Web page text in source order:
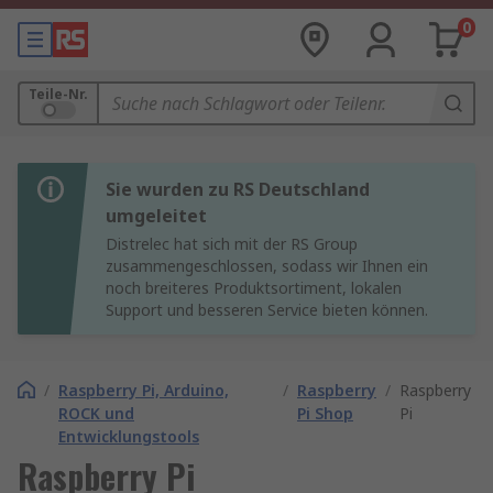
0
Teile-Nr.
Sie wurden zu RS Deutschland
umgeleitet
Distrelec hat sich mit der RS Group
zusammengeschlossen, sodass wir Ihnen ein
noch breiteres Produktsortiment, lokalen
Support und besseren Service bieten können.
/ Raspberry Pi, Arduino,
ROCK und
Entwicklungstools
/ Raspberry
Pi Shop
/ Raspberry
Pi
Raspberry Pi